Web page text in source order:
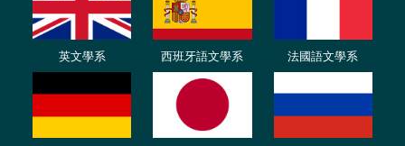
英文學系 西班牙語文學系 法國語文學系